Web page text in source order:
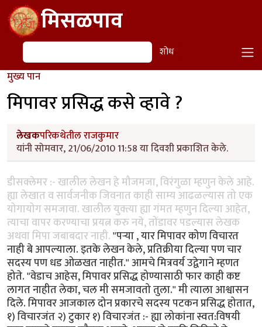
Skip to main contentमिसळपाव
शोध शोध
मुख्य पान
मिपावर प्रसिद्ध कसे व्हावे ?
लेखकपरिकथेतील राजकुमार
यांनी सोमवार, 21/06/2010 11:58 या दिवशी प्रकाशित केले.
डीसक्लेमर :- खालील लेखन हे मौजमजा, विरंगुळा म्हणुन केले आहे.
ह्या लेखात व सार्वजनीक जिवनात काही साम्य आढळल्यास तो एक
योगायोग समजावा. खालील युक्त्या ह्या गंमत म्हणुन दिल्या आहेत,
त्याचा वापर करण्याचा प्रयत्न करु नये, तोंडावर पडल्यास लेखक
अथवा मिपा जबाबदार नाही."पर्‍या , यार मिपावर कोण विचारत
नाही बे आपल्याला. इतके लेखन केले, प्रतिक्रीया दिल्या पण चार
सदस्य पण धड ओळखत नाहीत." आमचे मित्रवर्य उद्वेगाने म्हणत
होते. "वेडाच आहेस, मिपावर प्रसिद्ध होण्यासाठी फार काही कष्ट
लागत नाहीत लेका, चल मी समजावतो तुला." मी त्याला आश्वासन
दिले. मिपावर आजकाल दोन प्रकारचे सदस्य पटकन प्रसिद्ध होतात,
१) विचारजंत २) टुकार १) विचारजंत :- ह्या लोकांना स्वत:विषयी